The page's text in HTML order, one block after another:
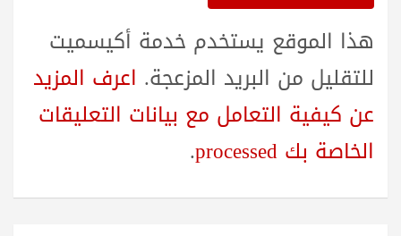
هذا الموقع يستخدم خدمة أكيسميت
للتقليل من البريد المزعجة. اعرف المزيد
عن كيفية التعامل مع بيانات التعليقات
الخاصة بك processed
.